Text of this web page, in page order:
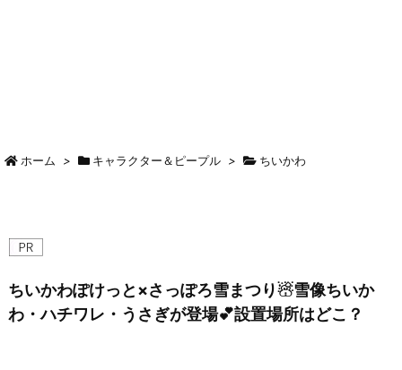
ホーム > キャラクター＆ピープル > ちいかわ
ちいかわぽけっと×さっぽろ雪まつり☃雪像ちいか
わ・ハチワレ・うさぎが登場💕設置場所はどこ？